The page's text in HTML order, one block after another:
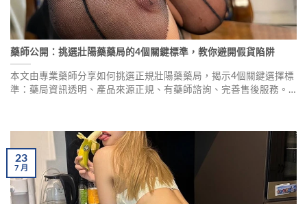
藥師公開：挑選壯陽藥藥局的4個關鍵標準，教你避開假貨陷阱
本文由專業藥師分享如何挑選正規壯陽藥藥局，揭示4個關鍵選擇標
準：藥局資訊透明、產品來源正規、有藥師諮詢、完善售後服務。
南，助您安全購買。
23
7月